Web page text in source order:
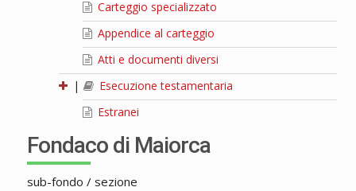
Carteggio specializzato
Appendice al carteggio
Atti e documenti diversi
|
Esecuzione testamentaria
Estranei
Fondaco di Maiorca
sub-fondo / sezione